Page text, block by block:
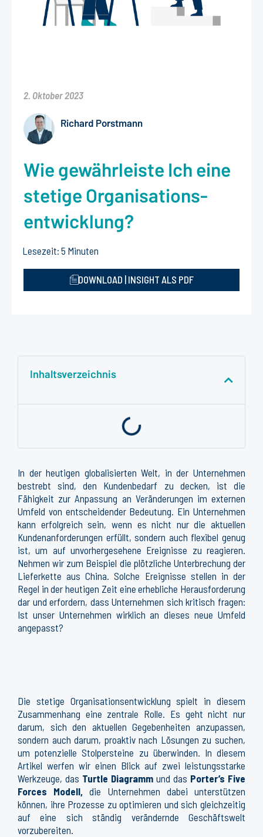
2. Oktober 2023
Richard Porstmann
Wie gewährleiste Ich eine
stetige Organisations-
entwicklung?
Lesezeit: 5 Minuten
DOWNLOAD | INSIGHT ALS PDF
Inhaltsverzeichnis
In der heutigen globalisierten Welt, in der Unternehmen
bestrebt sind, den Kundenbedarf zu decken, ist die
Fähigkeit zur Anpassung an Veränderungen im externen
Umfeld von entscheidender Bedeutung. Ein Unternehmen
kann erfolgreich sein, wenn es nicht nur die aktuellen
Kundenanforderungen erfüllt, sondern auch flexibel genug
ist, um auf unvorhergesehene Ereignisse zu reagieren.
Nehmen wir zum Beispiel die plötzliche Unterbrechung der
Lieferkette aus China. Solche Ereignisse stellen in der
Regel in der heutigen Zeit eine erhebliche Herausforderung
dar und erfordern, dass Unternehmen sich kritisch fragen:
Ist unser Unternehmen wirklich an dieses neue Umfeld
angepasst?
Die stetige Organisationsentwicklung spielt in diesem
Zusammenhang eine zentrale Rolle. Es geht nicht nur
darum, sich den aktuellen Gegebenheiten anzupassen,
sondern auch darum, proaktiv nach Lösungen zu suchen,
um potenzielle Stolpersteine zu überwinden. In diesem
Artikel werfen wir einen Blick auf zwei leistungsstarke
Werkzeuge, das Turtle Diagramm und das Porter’s Five
Forces Modell, die Unternehmen dabei unterstützen
können, ihre Prozesse zu optimieren und sich gleichzeitig
auf eine sich ständig verändernde Geschäftswelt
vorzubereiten.